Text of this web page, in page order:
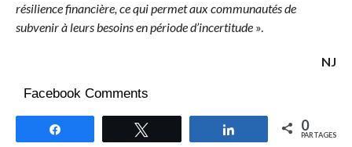
résilience financière, ce qui permet aux communautés de
subvenir à leurs besoins en période d’incertitude ».
NJ
Facebook Comments
Partagez 0
PARTAGES